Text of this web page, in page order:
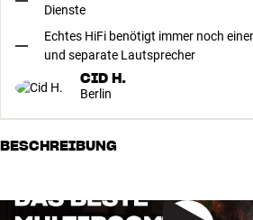
Dienste
Echtes HiFi benötigt immer noch
und separate Lautsprecher
CID H.
Berlin
BESCHREIBUNG